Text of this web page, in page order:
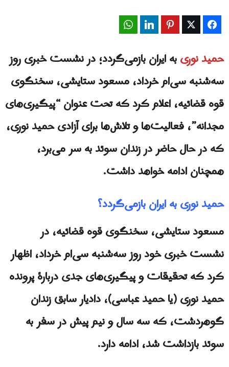
Facebook
Twitter
Pinterest
LinkedIn
حمید نوریبه ایران بازمی‌گردد؛ در نشست خبری روز
سه‌شنبه سی‌ام خرداد، مسعود ستایشی، سخنگوی
قوه قضائیه، اعلام کرد که تحت عنوان “پیگیری‌های
مجدانه”، فعالیت‌ها و تلاش‌ها برای آزادی حمید نوری،
که در حال حاضر در زندان سوئد به سر می‌برد،
همچنان ادامه خواهد داشت.
حمید نوری به ایران بازمی‌گردد؟
مسعود ستایشی، سخنگوی قوه قضائیه، در
نشست خبری خود روز سه‌شنبه سی‌ام خرداد، اظهار
کرد که تحقیقات و پیگیری‌های جدی دربارهٔ پرونده
حمید نوری (یا حمید عباسی)، دادیار سابق زندان
گوهردشت، که سه سال و نیم پیش در سفر به
سوئد بازداشت شد، ادامه دارد.